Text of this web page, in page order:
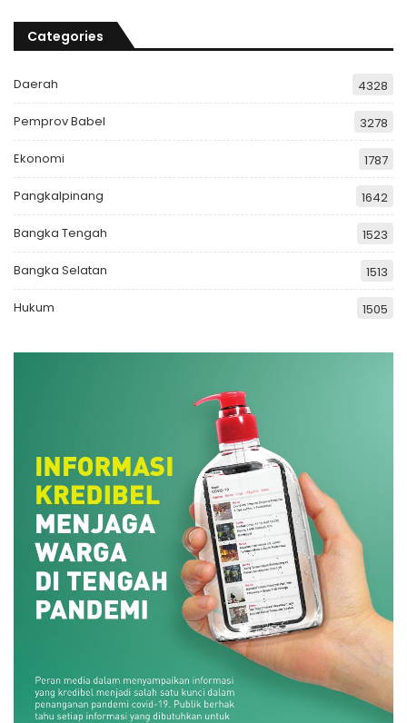
Categories
Daerah 4328
Pemprov Babel 3278
Ekonomi 1787
Pangkalpinang 1642
Bangka Tengah 1523
Bangka Selatan 1513
Hukum 1505